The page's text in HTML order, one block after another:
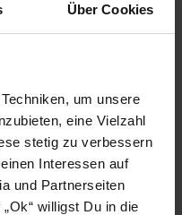
Über Cookies
um unsere
eine Vielzahl
stetig zu verbessern
Interessen auf
und Partnerseiten
willigst Du in die
Basis°Punkte:
21
Extra°Punkte:
0